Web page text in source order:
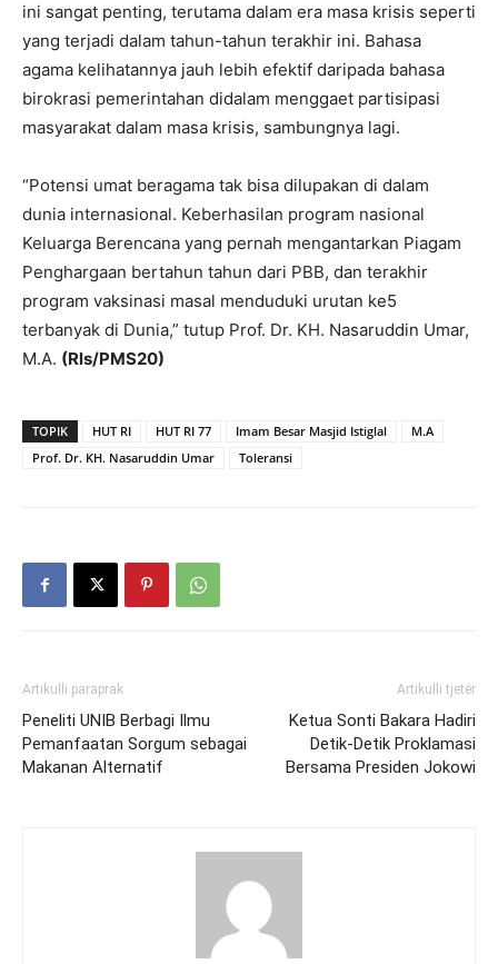
ini sangat penting, terutama dalam era masa krisis seperti
yang terjadi dalam tahun-tahun terakhir ini. Bahasa
agama kelihatannya jauh lebih efektif daripada bahasa
birokrasi pemerintahan didalam menggaet partisipasi
masyarakat dalam masa krisis, sambungnya lagi.
“Potensi umat beragama tak bisa dilupakan di dalam
dunia internasional. Keberhasilan program nasional
Keluarga Berencana yang pernah mengantarkan Piagam
Penghargaan bertahun tahun dari PBB, dan terakhir
program vaksinasi masal menduduki urutan ke5
terbanyak di Dunia,” tutup Prof. Dr. KH. Nasaruddin Umar,
M.A. (Rls/PMS20)
TOPIK HUT RI HUT RI 77 Imam Besar Masjid Istiglal
M.A
Prof. Dr. KH. Nasaruddin Umar
Toleransi
Artikulli paraprak
Peneliti UNIB Berbagi Ilmu
Pemanfaatan Sorgum sebagai
Makanan Alternatif
Artikulli tjetër
Ketua Sonti Bakara Hadiri
Detik-Detik Proklamasi
Bersama Presiden Jokowi